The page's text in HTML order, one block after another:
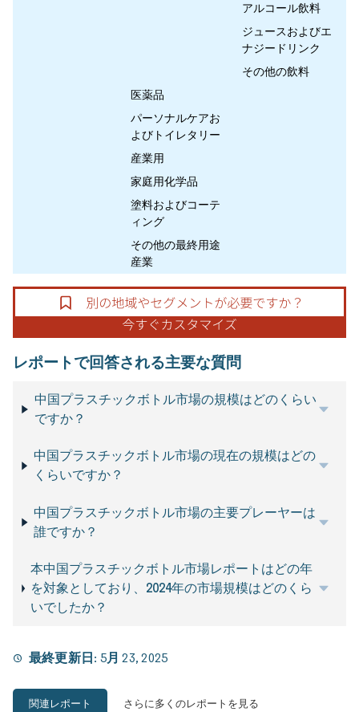
アルコール飲料
ジュースおよびエ
ナジードリンク
その他の飲料
医薬品
パーソナルケアお
よびトイレタリー
産業用
家庭用化学品
塗料およびコーテ
ィング
その他の最終用途
産業
レポートで回答される主要な質問
中国プラスチックボトル市場の規模はどのくらい
ですか？
中国プラスチックボトル市場の現在の規模はどの
くらいですか？
中国プラスチックボトル市場の主要プレーヤーは
誰ですか？
本中国プラスチックボトル市場レポートはどの年
を対象としており、2024年の市場規模はどのくら
いでしたか？
最終更新日: 5月 23, 2025
関連レポート さらに多くのレポートを見る